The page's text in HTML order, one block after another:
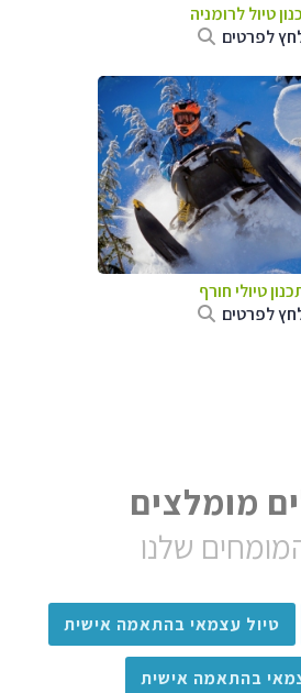
טיול לרומניה
לפרטים
טיולי חורף
לפרטים
מומלצים
שלנו
טיול עצמאי בהתאמה אישית
בהתאמה אישית